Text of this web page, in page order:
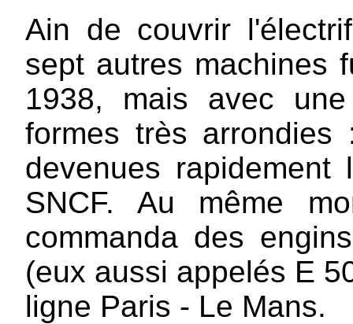
Ain de couvrir
sept autres machines
1938, mais avec
formes très
devenues
SNCF. Au même
commanda des
(eux aussi appelés E
ligne Paris - Le Mans.